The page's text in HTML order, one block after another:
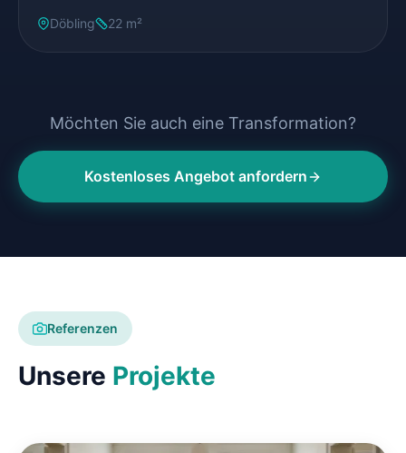
Döbling 22 m²
Möchten Sie auch eine Transformation?
Kostenloses Angebot anfordern
Referenzen
Unsere Projekte